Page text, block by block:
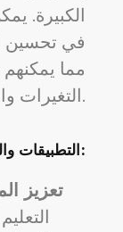
الكبيرة.
في تحسين
مما
التغيرات والضغوطات الصحية.
التطبيقات والحلول:
تعزيز